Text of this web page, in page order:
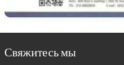
Свяжитесь мы